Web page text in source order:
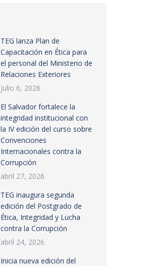
TEG lanza Plan de
Capacitación en Ética para
el personal del Ministerio de
Relaciones Exteriores
julio 6, 2026
El Salvador fortalece la
integridad institucional con
la IV edición del curso sobre
Convenciones
Internacionales contra la
Corrupción
abril 27, 2026
TEG inaugura segunda
edición del Postgrado de
Ética, Integridad y Lucha
contra la Corrupción
abril 24, 2026
Inicia nueva edición del